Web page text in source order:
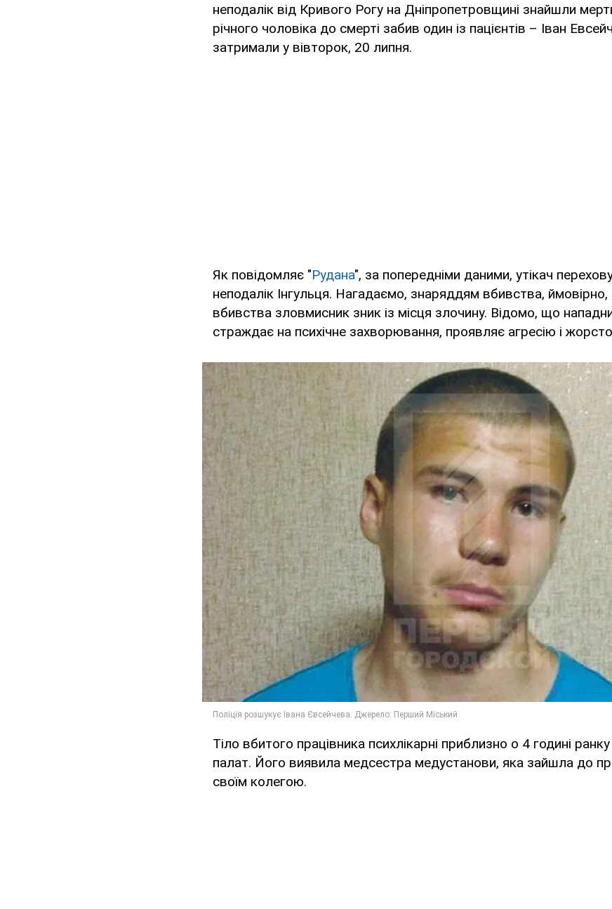
неподалік від Кривого Рогу на Дніпропетровщині знайшли
річного чоловіка до смерті забив один із пацієнтів – Іван
затримали у вівторок, 20 липня.
Як повідомляє "Рудана", за попередніми даними, утікач
неподалік Інгульця. Нагадаємо, знаряддям вбивства, ймовірно,
вбивства зловмисник зник із місця злочину. Відомо, що
страждає на психічне захворювання, проявляє агресію і
Тіло вбитого працівника психлікарні приблизно о 4 годині
палат. Його виявила медсестра медустанови, яка зайшла до
своїм колегою.